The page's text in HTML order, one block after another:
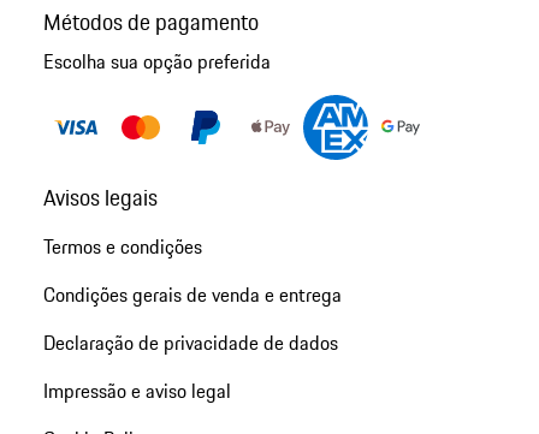
Métodos de pagamento
Escolha sua opção preferida
Avisos legais
Termos e condições
Condições gerais de venda e entrega
Declaração de privacidade de dados
Impressão e aviso legal